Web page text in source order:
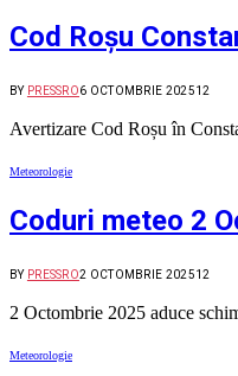
Cod Roșu
BY PRESSRO6 OCTOMBRIE 202512
Avertizare Cod Roșu în
Meteorologie
Coduri meteo 2
BY PRESSRO2 OCTOMBRIE 202512
2 Octombrie 2025 aduce
Meteorologie